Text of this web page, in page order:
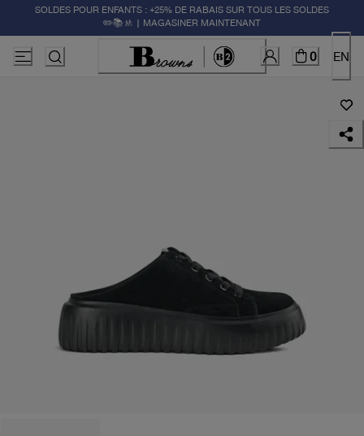
SOLDES POUR ENFANTS : +25% DE RABAIS SUR TOUS LES SOLDES
✏️📚🚸 | MAGASINER MAINTENANT
0 EN